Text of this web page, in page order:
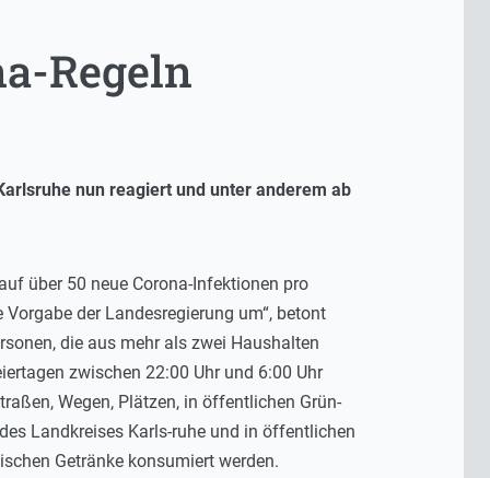
Regeln
nun reagiert und unter anderem ab
über 50 neue Corona-Infektionen pro
der Landesregierung um“, betont
die aus mehr als zwei Haushalten
zwischen 22:00 Uhr und 6:00 Uhr
Wegen, Plätzen, in öffentlichen Grün-
Landkreises Karls-ruhe und in öffentlichen
Getränke konsumiert werden.